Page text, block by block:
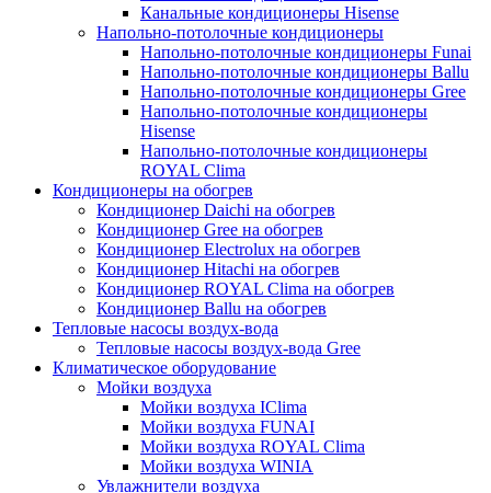
Канальные кондиционеры Hisense
Напольно-потолочные кондиционеры
Напольно-потолочные кондиционеры Funai
Напольно-потолочные кондиционеры Ballu
Напольно-потолочные кондиционеры Gree
Напольно-потолочные кондиционеры
Hisense
Напольно-потолочные кондиционеры
ROYAL Clima
Кондиционеры на обогрев
Кондиционер Daichi на обогрев
Кондиционер Gree на обогрев
Кондиционер Electrolux на обогрев
Кондиционер Hitachi на обогрев
Кондиционер ROYAL Clima на обогрев
Кондиционер Ballu на обогрев
Тепловые насосы воздух-вода
Тепловые насосы воздух-вода Gree
Климатическое оборудование
Мойки воздуха
Мойки воздуха IClima
Мойки воздуха FUNAI
Мойки воздуха ROYAL Clima
Мойки воздуха WINIA
Увлажнители воздуха